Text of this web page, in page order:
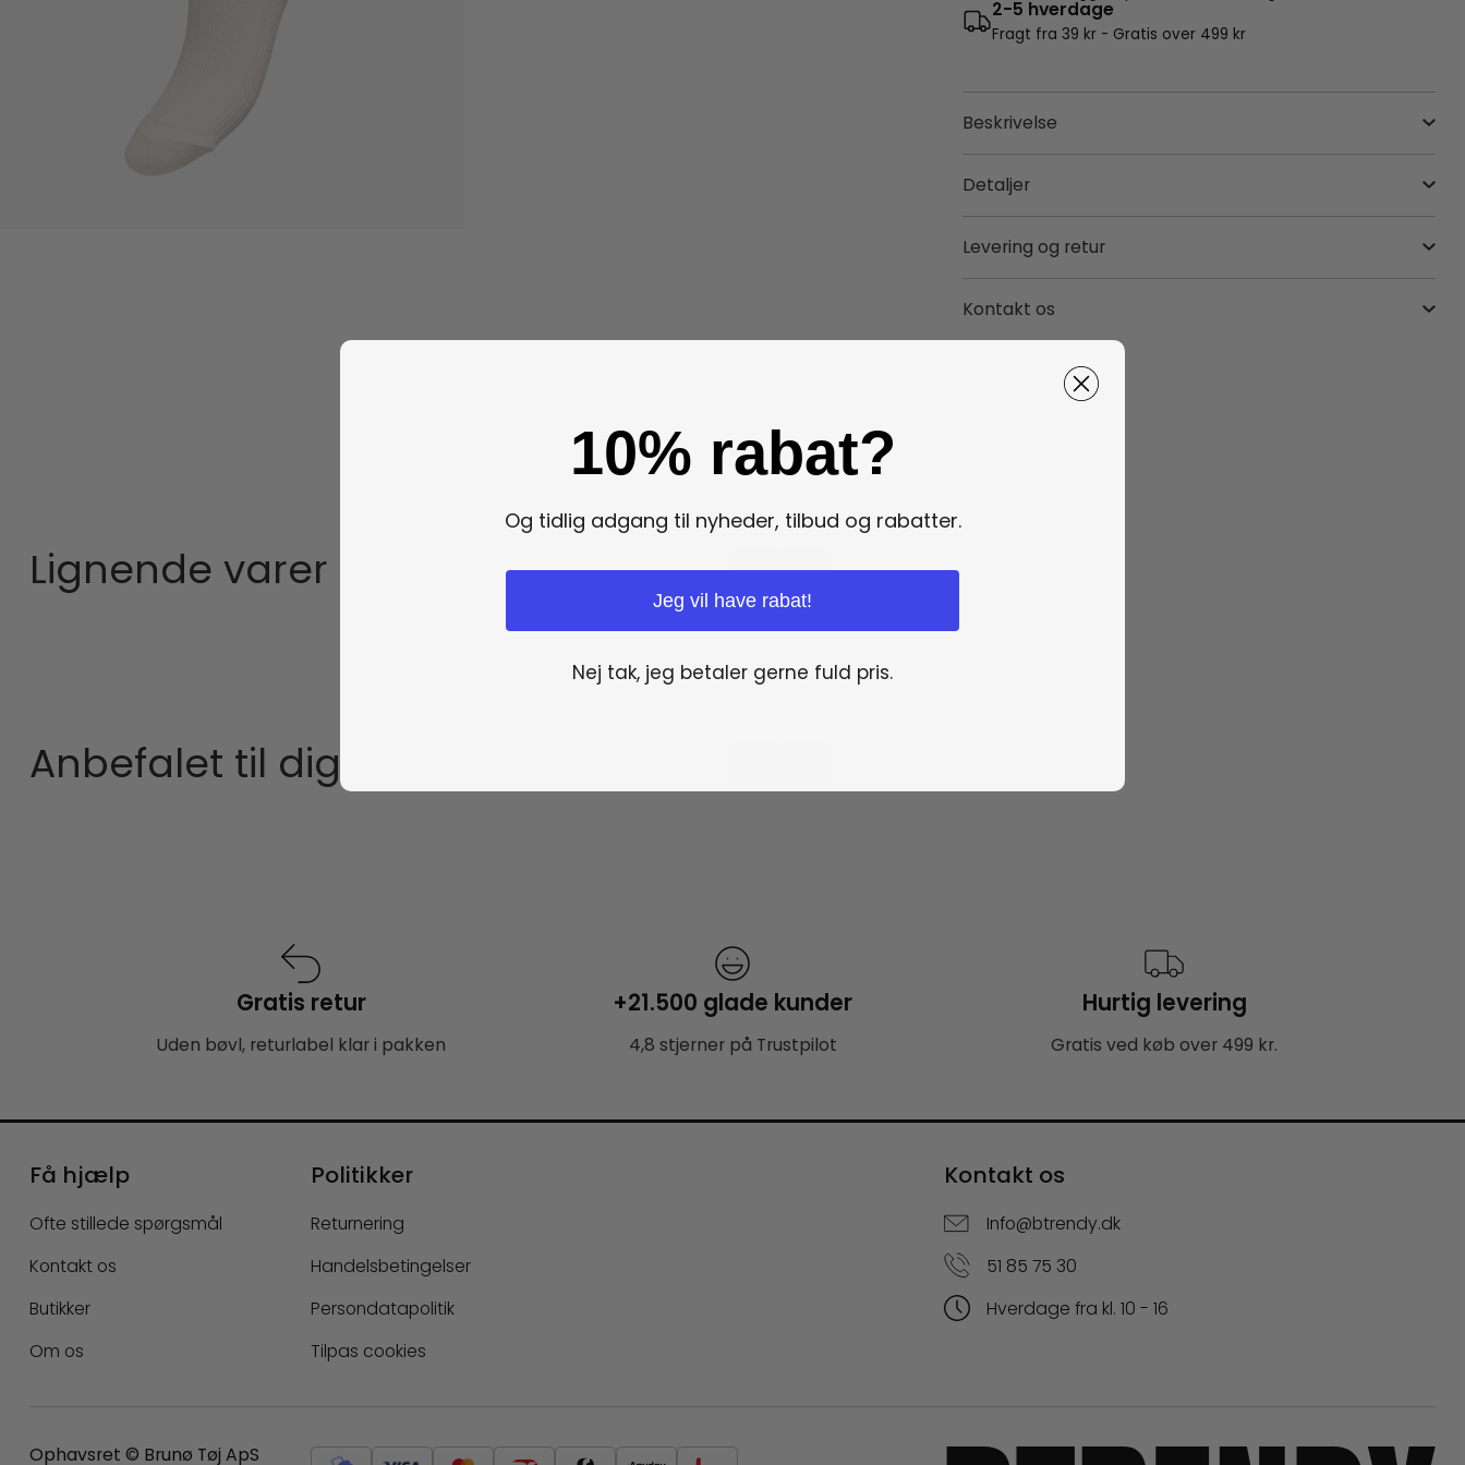
2-5 hverdage
Fragt fra 39 kr - Gratis over 499 kr
Beskrivelse
Detaljer
Levering og retur
Kontakt os
Lignende varer
Anbefalet til dig
Gratis retur
Uden bøvl, returlabel klar i pakken
+21.500 glade kunder
4,8 stjerner på Trustpilot
Hurtig levering
Gratis ved køb over 499 kr.
Få hjælp
Ofte stillede spørgsmål
Kontakt os
Butikker
Om os
Politikker
Returnering
Handelsbetingelser
Persondatapolitik
Tilpas cookies
Kontakt os
Info@btrendy.dk
51 85 75 30
Hverdage fra kl. 10 - 16
Ophavsret © Brunø Tøj ApS
10% rabat?
Og tidlig adgang til nyheder, tilbud og rabatter.
Jeg vil have rabat!
Nej tak, jeg betaler gerne fuld pris.